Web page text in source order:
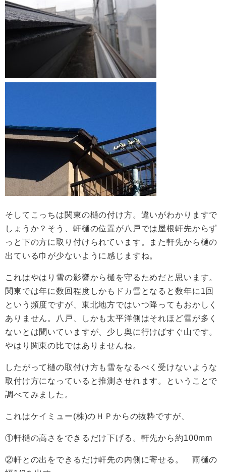
そしてこっちは関東の樋の付け方。違いがわかりますで
しょうか？そう、軒樋の位置が八戸では屋根軒先からず
っと下の方に取り付けられています。また軒先から樋の
出ている巾が少ないように感じますね。
これはやはり雪の影響から樋を守るためだと思います。
関東では年に数回程度しかもドカ雪となると数年に1回
という頻度ですが、東北地方ではいつ降ってもおかしく
ありません。八戸、しかも太平洋側はそれほど雪が多く
ないとは聞いていますが、少し奥に行けばすぐ山です。
やはり関東の比ではありませんね。
したがって樋の取付け方も雪をなるべく受けないような
取付け方になっていると推測させれます。ということで
調べてみました。
これはケイミュー(株)のＨＰからの抜粋ですが、
①軒樋の高さをできるだけ下げる。軒先から約100mm
②軒との出をできるだけ軒先の内側に寄せる。 雨樋の